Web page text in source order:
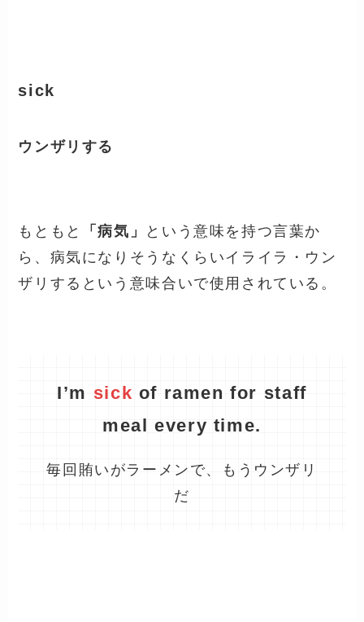
sick
ウンザリする
もともと 「病気」
という意味を持つ言葉か
ら、病気になりそうなくらいイライラ・ウン
ザリするという意味合いで使用されている。
I’m sick of ramen for staff
meal every time.
毎回賄いがラーメンで、もうウンザリ
だ